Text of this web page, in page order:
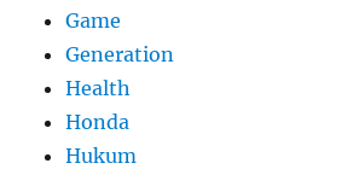
Game
Generation
Health
Honda
Hukum